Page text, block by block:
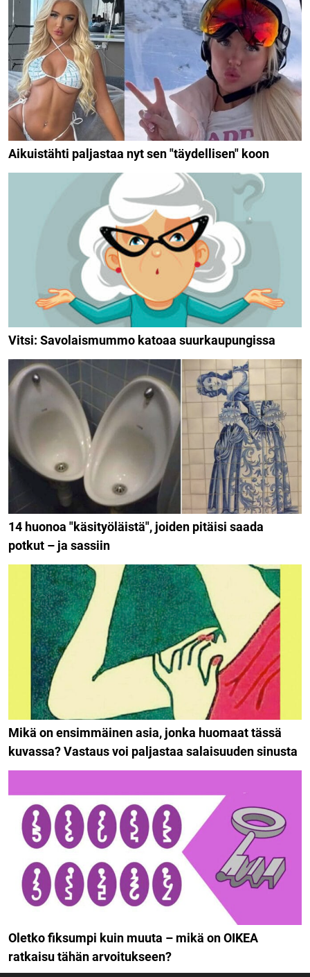
Aikuistähti paljastaa nyt sen "täydellisen" koon
Vitsi: Savolaismummo katoaa suurkaupungissa
14 huonoa "käsityöläistä", joiden pitäisi saada
potkut – ja sassiin
Mikä on ensimmäinen asia, jonka huomaat tässä
kuvassa? Vastaus voi paljastaa salaisuuden sinusta
Oletko fiksumpi kuin muuta – mikä on OIKEA
ratkaisu tähän arvoitukseen?